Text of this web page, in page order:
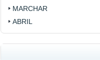
MARCHAR
ABRIL